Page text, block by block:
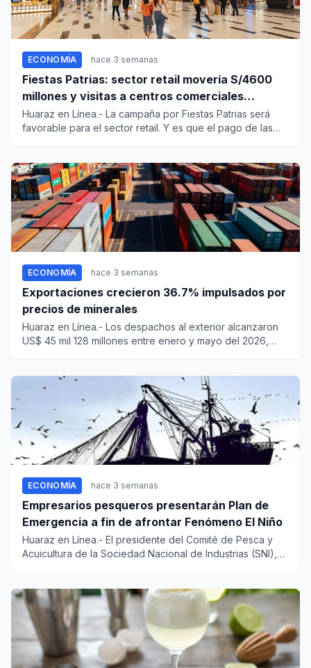
ECONOMÍA hace 3 semanas
Fiestas Patrias: sector retail movería S/4600
millones y visitas a centros comerciales
crecerían hasta 15 %
Huaraz en Línea.- La campaña por Fiestas Patrias será
favorable para el sector retail. Y es que el pago de las
ECONOMÍA hace 3 semanas
Exportaciones crecieron 36.7% impulsados por
precios de minerales
Huaraz en Línea.- Los despachos al exterior alcanzaron
US$ 45 mil 128 millones entre enero y mayo del 2026,
ECONOMÍA hace 3 semanas
Empresarios pesqueros presentarán Plan de
Emergencia a fin de afrontar Fenómeno El Niño
Huaraz en Línea.- El presidente del Comité de Pesca y
Acuicultura de la Sociedad Nacional de Industrias (SNI),